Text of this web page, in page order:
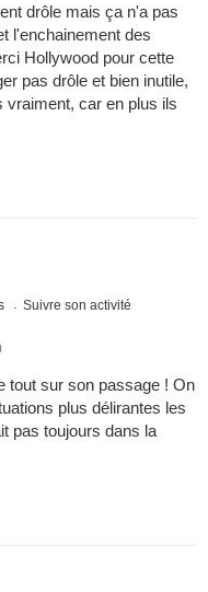
drôle mais ça n'a pas
l'enchainement des
Hollywood pour cette
pas drôle et bien inutile,
vraiment, car en plus ils
Suivre son activité
tout sur son passage ! On
plus délirantes les
pas toujours dans la